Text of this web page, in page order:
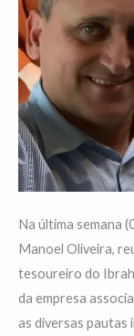
Na última semana
Manoel Oliveira,
tesoureiro do
da empresa
as diversas pautas